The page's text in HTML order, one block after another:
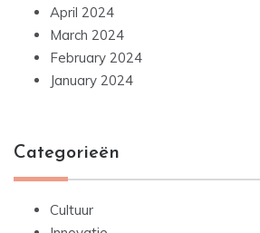
April 2024
March 2024
February 2024
January 2024
Categorieën
Cultuur